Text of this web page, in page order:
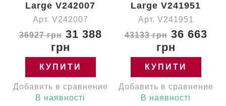
Large V242007
Арт. V242007
36927 грн31 388
грн
КУПИТИ
Добавить в сравнение
В наявності
Large V241951
Арт. V241951
43133 грн36 663
грн
КУПИТИ
Добавить в сравнение
В наявності